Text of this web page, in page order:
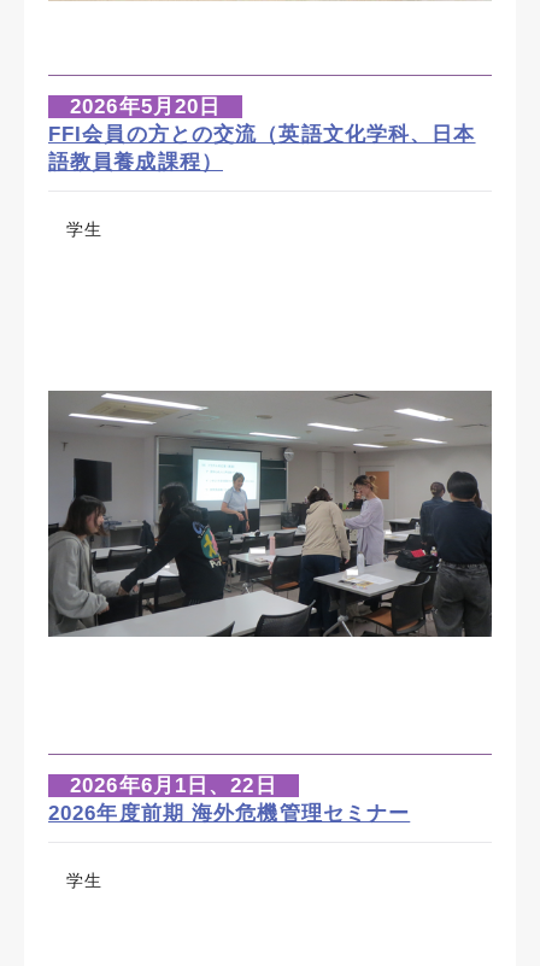
2026年5月20日
FFI会員の方との交流（英語文化学科、日本
語教員養成課程）
学生
2026年6月1日、22日
2026年度前期 海外危機管理セミナー
学生